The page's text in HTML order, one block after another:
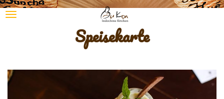
Speisekarte